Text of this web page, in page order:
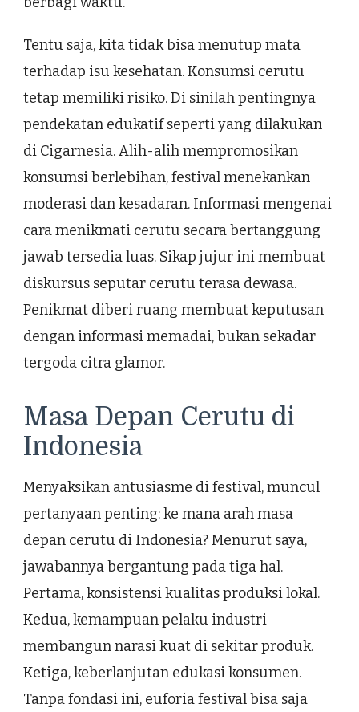
Tentu saja, kita tidak bisa menutup mata
terhadap isu kesehatan. Konsumsi cerutu
tetap memiliki risiko. Di sinilah pentingnya
pendekatan edukatif seperti yang dilakukan
di Cigarnesia. Alih-alih mempromosikan
konsumsi berlebihan, festival menekankan
moderasi dan kesadaran. Informasi mengenai
cara menikmati cerutu secara bertanggung
jawab tersedia luas. Sikap jujur ini membuat
diskursus seputar cerutu terasa dewasa.
Penikmat diberi ruang membuat keputusan
dengan informasi memadai, bukan sekadar
tergoda citra glamor.
Masa Depan Cerutu di
Indonesia
Menyaksikan antusiasme di festival, muncul
pertanyaan penting: ke mana arah masa
depan cerutu di Indonesia? Menurut saya,
jawabannya bergantung pada tiga hal.
Pertama, konsistensi kualitas produksi lokal.
Kedua, kemampuan pelaku industri
membangun narasi kuat di sekitar produk.
Ketiga, keberlanjutan edukasi konsumen.
Tanpa fondasi ini, euforia festival bisa saja